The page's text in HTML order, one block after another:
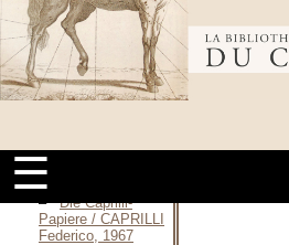
cheval
☰
Les secrets
de l’abord
parfait / CANTE
Karine, Octobre
2010
Federico
1967 / CAPRILLI
Federico, 1966-
1967
Die Caprilli-
Papiere / CAPRILLI
Federico, 1967